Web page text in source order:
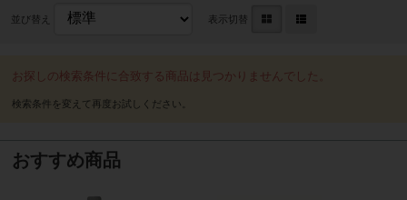
並び替え 表示切替
お探しの検索条件に合致する商品は見つかりませんでした。
おすすめ商品